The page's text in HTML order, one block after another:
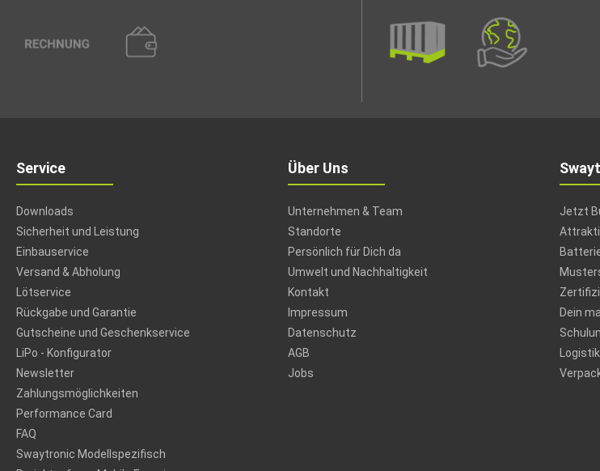
Service
Downloads
Sicherheit und Leistung
Einbauservice
Versand & Abholung
Lötservice
Rückgabe und Garantie
Gutscheine und Geschenkservice
LiPo - Konfigurator
Newsletter
Zahlungsmöglichkeiten
Performance Card
FAQ
Swaytronic Modellspezifisch
Über Uns
Unternehmen & Team
Standorte
Persönlich für Dich da
Umwelt und Nachhaltigkeit
Kontakt
Impressum
Datenschutz
AGB
Jobs
Jetzt
Dein